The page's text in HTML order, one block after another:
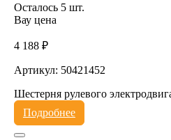
Осталось 5 шт.
Вау цена
4 188 ₽
Артикул: 50421452
Шестерня рулевого
Подробнее